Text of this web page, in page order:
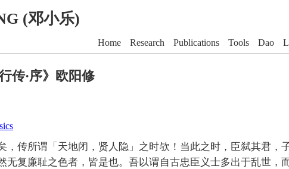
(邓小乐)
Home Research Publications Tools Dao
传·序》欧阳修
，传所谓「天地闭，贤人隐」之时欤！当此之时，臣弑其君，
无复廉耻之色者，皆是也。吾以谓自古忠臣义士多出于乱世，